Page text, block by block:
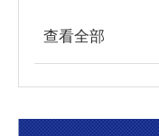
查看全部